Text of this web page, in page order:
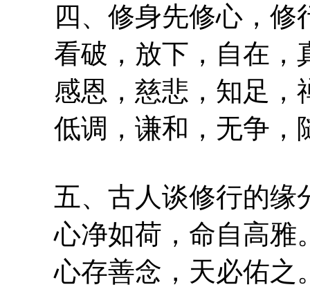
四、修身先修心，修
看破，放下，自在，
感恩，慈悲，知足，
低调，谦和，无争，
五、古人谈修行的缘
心净如荷，命自高雅
心存善念，天必佑之